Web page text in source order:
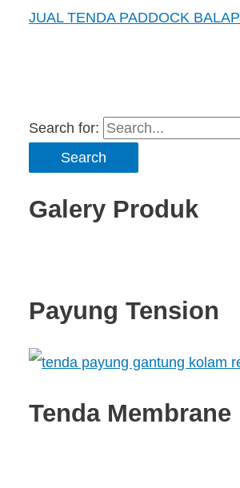
JUAL TENDA PADDOCK BALAP
Search for:
Galery Produk
Payung Tension
Tenda Membrane